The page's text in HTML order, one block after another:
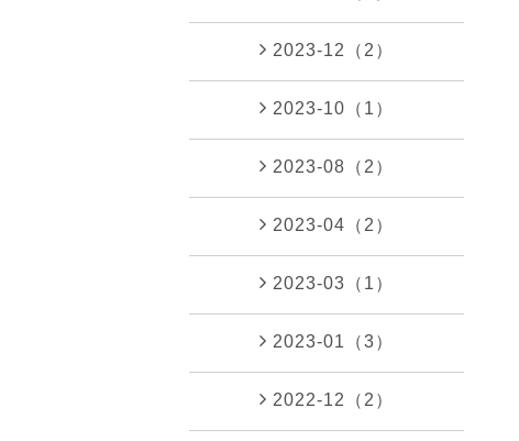
2023-12（2）
2023-10（1）
2023-08（2）
2023-04（2）
2023-03（1）
2023-01（3）
2022-12（2）